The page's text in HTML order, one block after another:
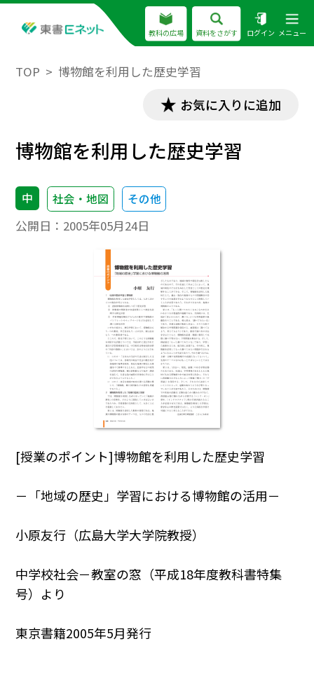
教科の広場 資料をさがす ログイン メニュー
TOP 博物館を利用した歴史学習
お気に入りに追加
博物館を利用した歴史学習
中 社会・地図 その他
公開日： 2005年05月24日
[授業のポイント]博物館を利用した歴史学習
－「地域の歴史」学習における博物館の活用－
小原友行（広島大学大学院教授）
中学校社会－教室の窓（平成18年度教科書特集
号）より
東京書籍2005年5月発行